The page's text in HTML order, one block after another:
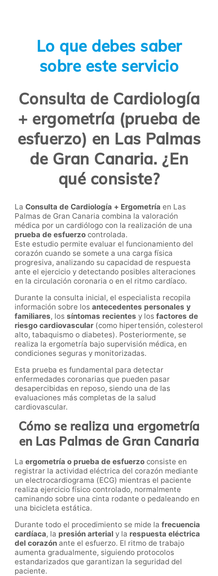
Lo que debes saber
sobre este servicio
Consulta de Cardiología
+ ergometría (prueba de
esfuerzo) en Las Palmas
de Gran Canaria. ¿En
qué consiste?
La Consulta de Cardiología + Ergometría en Las
Palmas de Gran Canaria combina la valoración
médica por un cardiólogo con la realización de una
prueba de esfuerzo controlada.
Este estudio permite evaluar el funcionamiento del
corazón cuando se somete a una carga física
progresiva, analizando su capacidad de respuesta
ante el ejercicio y detectando posibles alteraciones
en la circulación coronaria o en el ritmo cardíaco.
Durante la consulta inicial, el especialista recopila
información sobre los antecedentes personales y
familiares, los síntomas recientes y los factores de
riesgo cardiovascular (como hipertensión, colesterol
alto, tabaquismo o diabetes). Posteriormente, se
realiza la ergometría bajo supervisión médica, en
condiciones seguras y monitorizadas.
Esta prueba es fundamental para detectar
enfermedades coronarias que pueden pasar
desapercibidas en reposo, siendo una de las
evaluaciones más completas de la salud
cardiovascular.
Cómo se realiza una ergometría
en Las Palmas de Gran Canaria
La ergometría o prueba de esfuerzo consiste en
registrar la actividad eléctrica del corazón mediante
un electrocardiograma (ECG) mientras el paciente
realiza ejercicio físico controlado, normalmente
caminando sobre una cinta rodante o pedaleando en
una bicicleta estática.
Durante todo el procedimiento se mide la frecuencia
cardíaca, la presión arterial y la respuesta eléctrica
del corazón ante el esfuerzo. El ritmo de trabajo
aumenta gradualmente, siguiendo protocolos
estandarizados que garantizan la seguridad del
paciente.